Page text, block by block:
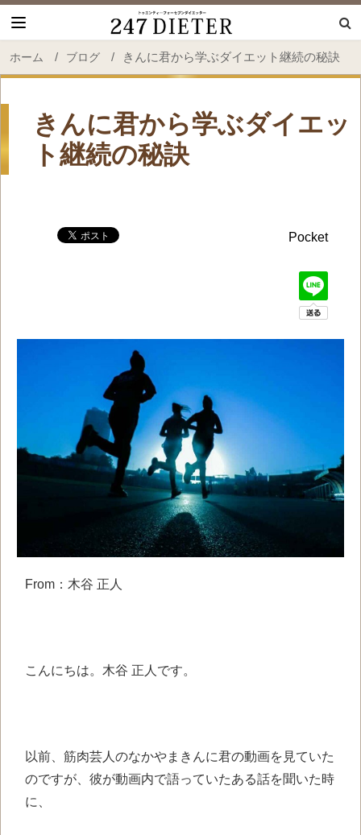
247 Dieter
ホーム / ブログ / きんに君から学ぶダイエット継続の秘訣
きんに君から学ぶダイエッ
ト継続の秘訣
Pocket
From：木谷 正人
こんにちは。 木谷 正人です。
以前、筋肉芸人のなかやまきんに君の動画を見ていた
のですが、 彼が動画内で語っていたある話を聞いた時
に、